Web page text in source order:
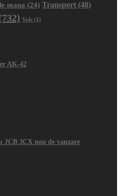
mana (24) Transport (48)
Vole (1)